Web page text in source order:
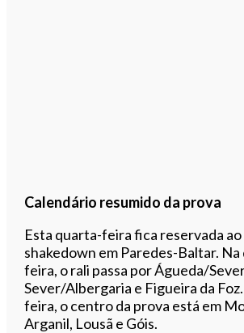
Calendário resumido da prova
Esta quarta-feira fica reservada ao
shakedown em Paredes-Baltar.
feira, o rali passa por Águeda/
Sever/Albergaria e Figueira da
feira, o centro da prova está em
Arganil, Lousã e Góis.